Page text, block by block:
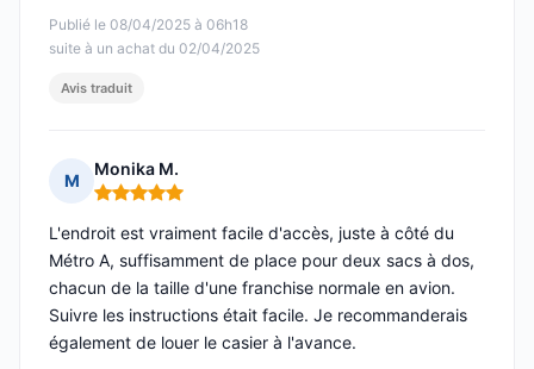
Publié le 08/04/2025 à 06h18
suite à un achat du 02/04/2025
Avis traduit
M
Monika M.
Note : 5 sur 5
L'endroit est vraiment facile d'accès, juste à côté du
Métro A, suffisamment de place pour deux sacs à dos,
chacun de la taille d'une franchise normale en avion.
Suivre les instructions était facile. Je recommanderais
également de louer le casier à l'avance.